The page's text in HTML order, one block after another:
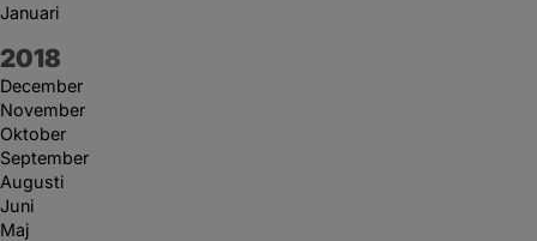
Januari
År:
2018
December
November
Oktober
September
Augusti
Juni
Maj